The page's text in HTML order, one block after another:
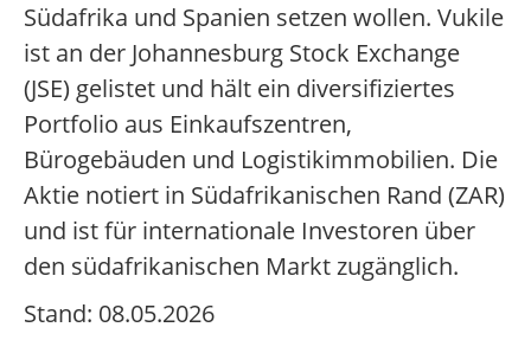
Südafrika und Spanien setzen wollen. Vukile
ist an der Johannesburg Stock Exchange
(JSE) gelistet und hält ein diversifiziertes
Portfolio aus Einkaufszentren,
Bürogebäuden und Logistikimmobilien. Die
Aktie notiert in Südafrikanischen Rand (ZAR)
und ist für internationale Investoren über
den südafrikanischen Markt zugänglich.
Stand: 08.05.2026